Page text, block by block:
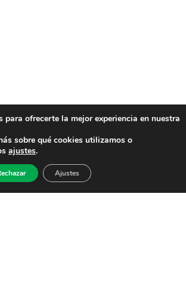
para ofrecerte la mejor experiencia en nuestra
sobre qué cookies utilizamos o
ajustes.
Ajustes